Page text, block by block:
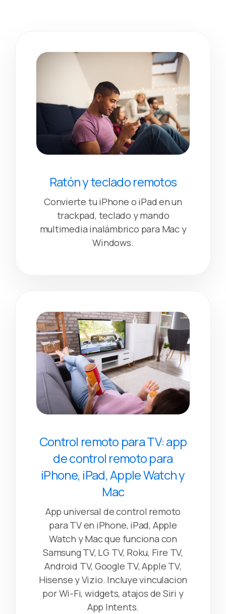
Ratón y teclado remotos
Convierte tu iPhone o iPad en un
trackpad, teclado y mando
multimedia inalámbrico para Mac y
Windows.
Control remoto para TV: app
de control remoto para
iPhone, iPad, Apple Watch y
Mac
App universal de control remoto
para TV en iPhone, iPad, Apple
Watch y Mac que funciona con
Samsung TV, LG TV, Roku, Fire TV,
Android TV, Google TV, Apple TV,
Hisense y Vizio. Incluye vinculacion
por Wi-Fi, widgets, atajos de Siri y
App Intents.